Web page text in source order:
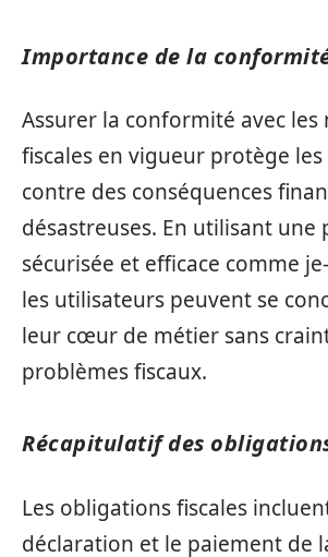
Importance de la
Assurer la conformité avec les
fiscales en vigueur protège
contre des conséquences
désastreuses. En utilisant une
sécurisée et efficace comme
les utilisateurs peuvent se
leur cœur de métier sans
problèmes fiscaux.
Récapitulatif des
Les obligations fiscales
déclaration et le paiement de